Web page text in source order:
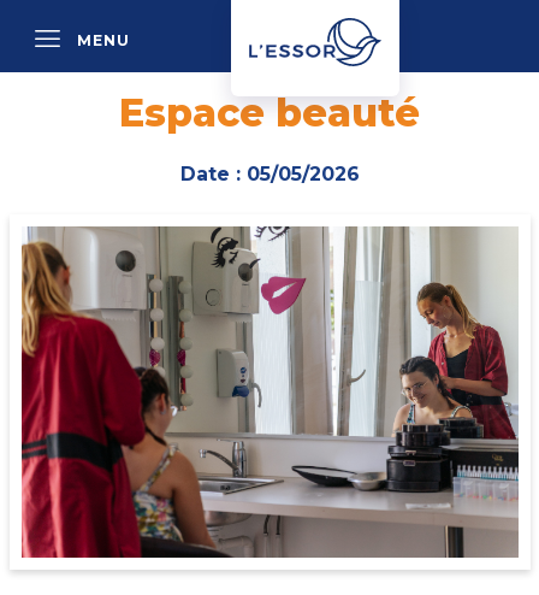
MENU
Espace beauté
Date : 05/05/2026